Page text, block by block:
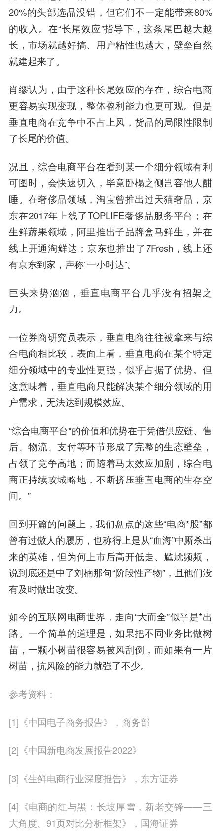
20%的头部选品没错，但它们不一定能带来80%
的收入。在“长尾效应”指导下，这条尾巴越大越
长，市场就越好搞、用户粘性也越大，壁垒自然
就建起来了。
肖缪认为，由于这种长尾效应的存在，综合电商
更容易实现变现，整体盈利能力也更可观。但是
垂直电商在竞争中不占上风，货品的局限性限制
了长尾的价值。
况且，综合电商平台在看到某一个细分领域有利
可图时，会快速切入，毕竟卧榻之侧岂容他人酣
睡。在奢侈品领域，淘宝曾推出过天猫奢品，京
东在2017年上线了TOPLIFE奢侈品服务平台；在
生鲜蔬果领域，阿里推出子品牌盒马鲜生，并在
线上开通淘鲜达；京东也推出了7Fresh，线上还
有京东到家，声称“一小时达”。
巨头来势汹汹，垂直电商平台几乎没有招架之
力。
一位券商研究员表示，垂直电商往往被拿来与综
合电商相比较，表面上看，垂直电商在某个特定
细分领域中的专业性更强，似乎占据了优势。但
这意味着，垂直电商只能解决某个细分领域的用
户需求，无法达到规模效应。
“综合电商平台*的价值和优势在于凭借供应链、售
后、物流、支付等环节形成了完整的生态壁垒，
占领了竞争高地；而随着马太效应加剧，综合电
商正持续攻城略地，不断挤压垂直电商的生存空
间。”
回到开篇的问题上，我们盘点的这些“电商*股”都
曾有过傲人的履历，也称得上是从“血海”中厮杀出
来的英雄，但为何上市后高开低走、尴尬频频，
说到底还是中了刘楠那句“阶段性产物”，且他们没
有及时做出改变。
如今的互联网电商世界，走向“大而全”似乎是*出
路。一个简单的道理是，如果把不同业务比做树
苗，一颗小树苗很容易被风刮倒，而如果有一片
树苗，抗风险的能力就强了不少。
参考资料：
[1]《中国电子商务报告》，商务部
[2]《中国新电商发展报告2022》
[3]《生鲜电商行业深度报告》，东方证券
[4]《电商的红与黑：长坡厚雪，新老交锋——三
大角度、91页对比分析框架》，国海证券